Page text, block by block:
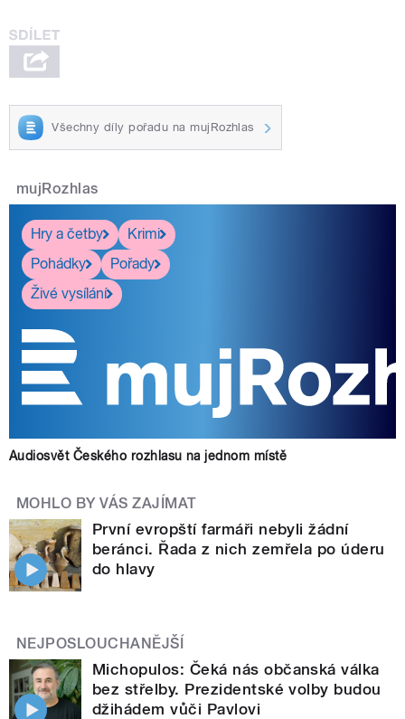
Všechny díly pořadu na mujRozhlas
mujRozhlas
Hry a četby
Krimi
Pohádky
Pořady
Živé vysílání
Audiosvět Českého rozhlasu na jednom místě
MOHLO BY VÁS ZAJÍMAT
První evropští farmáři nebyli žádní
beránci. Řada z nich zemřela po úderu
do hlavy
NEJPOSLOUCHANĚJŠÍ
Michopulos: Čeká nás občanská válka
bez střelby. Prezidentské volby budou
džihádem vůči Pavlovi